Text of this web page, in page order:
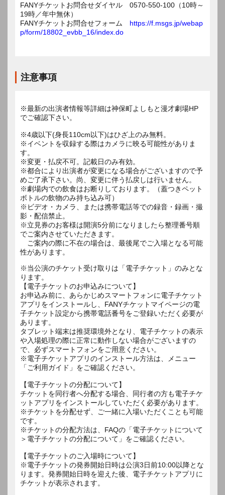
FANYチケットお問合せダイヤル 0570-550-100（10時～
19時／年中無休）
FANYチケットお問合せフォーム https://f.msgs.jp/webap
p/form/18802_evbb_16/index.do
注意事項
※最新の出演者情報等詳細は神保町よしもと漫才劇場HP
でご確認下さい。
※4歳以下(身長110cm以下)はひざ上のみ無料。
※イベントを収録する際はカメラに映る可能性がありま
す。
※変更・払戻不可。記載日のみ有効。
※都合により出演者が変更になる場合がございますので予
めご了承下さい。尚、変更に伴う払戻しは行いません。
※劇場内での飲食はお断りしております。（蓋つきペット
ボトルの飲物のみ持ち込み可）
※ビデオ・カメラ、または携帯電話等での録音・録画・撮
影・配信禁止。
※立見券のお客様は開演5分前になりましたら整理番号順
でご案内させていただきます。
ご案内の際に不在の場合は、最後尾でご入場となる可能
性があります。
※当公演のチケット受け取りは「電子チケット」のみとな
ります。
【電子チケットのお申込みについて】
お申込み前に、あらかじめスマートフォンに電子チケット
アプリをインストールし、FANYチケットマイページの電
子チケット設定から携帯電話番号をご登録いただく必要が
あります。
タブレット端末は推奨環境外となり、電子チケットの表示
や入場処理の際に正常に動作しない場合がございますの
で、必ずスマートフォンをご用意ください。
※電子チケットアプリのインストール方法は、メニュー
「ご利用ガイド」をご確認ください。
【電子チケットの分配について】
チケットを同行者へ分配する場合、同行者の方も電子チケ
ットアプリをインストールしていただく必要があります。
※チケットを分配せず、ご一緒に入場いただくことも可能
です。
※チケットの分配方法は、FAQの「電子チケットについて
＞電子チケットの分配について」をご確認ください。
【電子チケットのご入場時について】
※電子チケットの発券開始日時は公演3日前10:00以降とな
ります。発券開始日時を迎えた後、電子チケットアプリに
チケットが表示されます。